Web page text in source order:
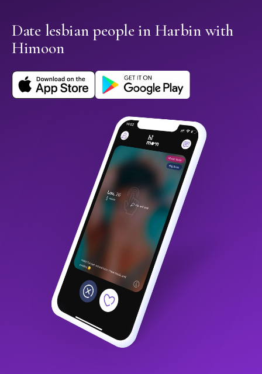
Date lesbian people in Harbin with
Himoon